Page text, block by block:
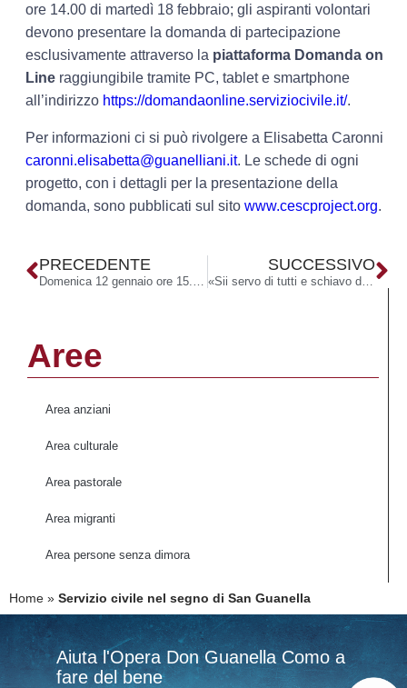
Aree
Area anziani
Area culturale
Area pastorale
Area migranti
Area persone senza dimora
ore 14.00 di martedì 18 febbraio; gli aspiranti volontari
devono presentare la domanda di partecipazione
esclusivamente attraverso la piattaforma Domanda on
Line raggiungibile tramite PC, tablet e smartphone
all’indirizzo https://domandaonline.serviziocivile.it/.
Per informazioni ci si può rivolgere a Elisabetta Caronni
caronni.elisabetta@guanelliani.it. Le schede di ogni
progetto, con i dettagli per la presentazione della
domanda, sono pubblicati sul sitowww.cescproject.org.
PRECEDENTE SUCCESSIVO
Home » Servizio civile nel segno di San Guanella
Aiuta l'Opera Don Guanella Como a
fare del bene